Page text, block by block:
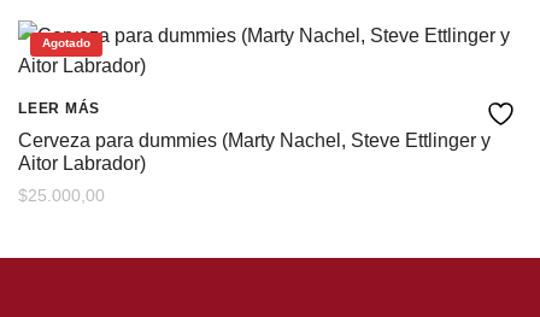
Agotado
LEER MÁS
Cerveza para dummies (Marty Nachel, Steve Ettlinger y
Aitor Labrador)
$25.000,00